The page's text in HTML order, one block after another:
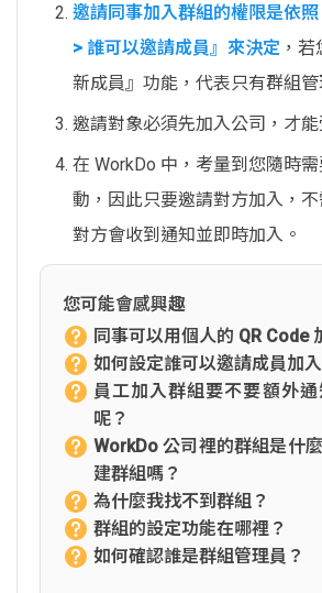
邀請同事加入群組的權限是依
> 誰可以邀請成員』來決定 ，
新成員』功能，代表只有群組管
邀請對象必須先加入公司，才能
在 WorkDo 中，考量到您隨時
動，因此只要邀請對方加入，不
對方會收到通知並即時加入。
您可能會感興趣
同事可以用個人的 QR Code
如何設定誰可以邀請成員加
員工加入群組要不要額外
呢？
WorkDo 公司裡的群組是什
建群組嗎？
為什麼我找不到群組？
群組的設定功能在哪裡？
如何確認誰是群組管理員？